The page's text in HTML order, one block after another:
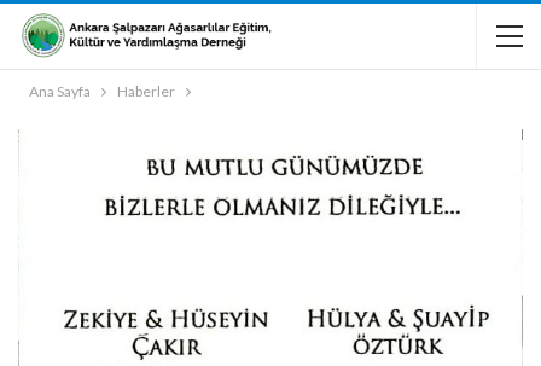
Ana Sayfa Haberler